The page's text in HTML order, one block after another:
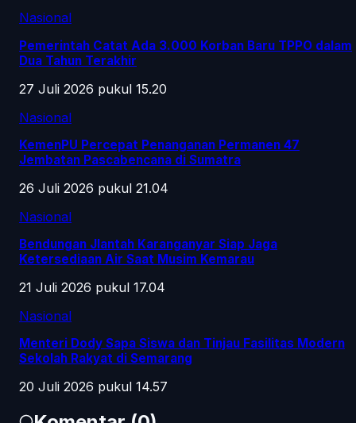
Nasional
Pemerintah Catat Ada 3.000 Korban Baru TPPO dalam
Dua Tahun Terakhir
27 Juli 2026 pukul 15.20
Nasional
KemenPU Percepat Penanganan Permanen 47
Jembatan Pascabencana di Sumatra
26 Juli 2026 pukul 21.04
Nasional
Bendungan Jlantah Karanganyar Siap Jaga
Ketersediaan Air Saat Musim Kemarau
21 Juli 2026 pukul 17.04
Nasional
Menteri Dody Sapa Siswa dan Tinjau Fasilitas Modern
Sekolah Rakyat di Semarang
20 Juli 2026 pukul 14.57